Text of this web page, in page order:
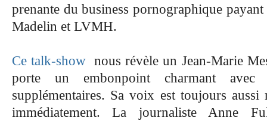
prenante du business pornographique
Madelin et LVMH.
Ce talk-show nous révèle un Jean-Marie
porte un embonpoint charmant avec
supplémentaires. Sa voix est toujours aussi
immédiatement. La journaliste Anne